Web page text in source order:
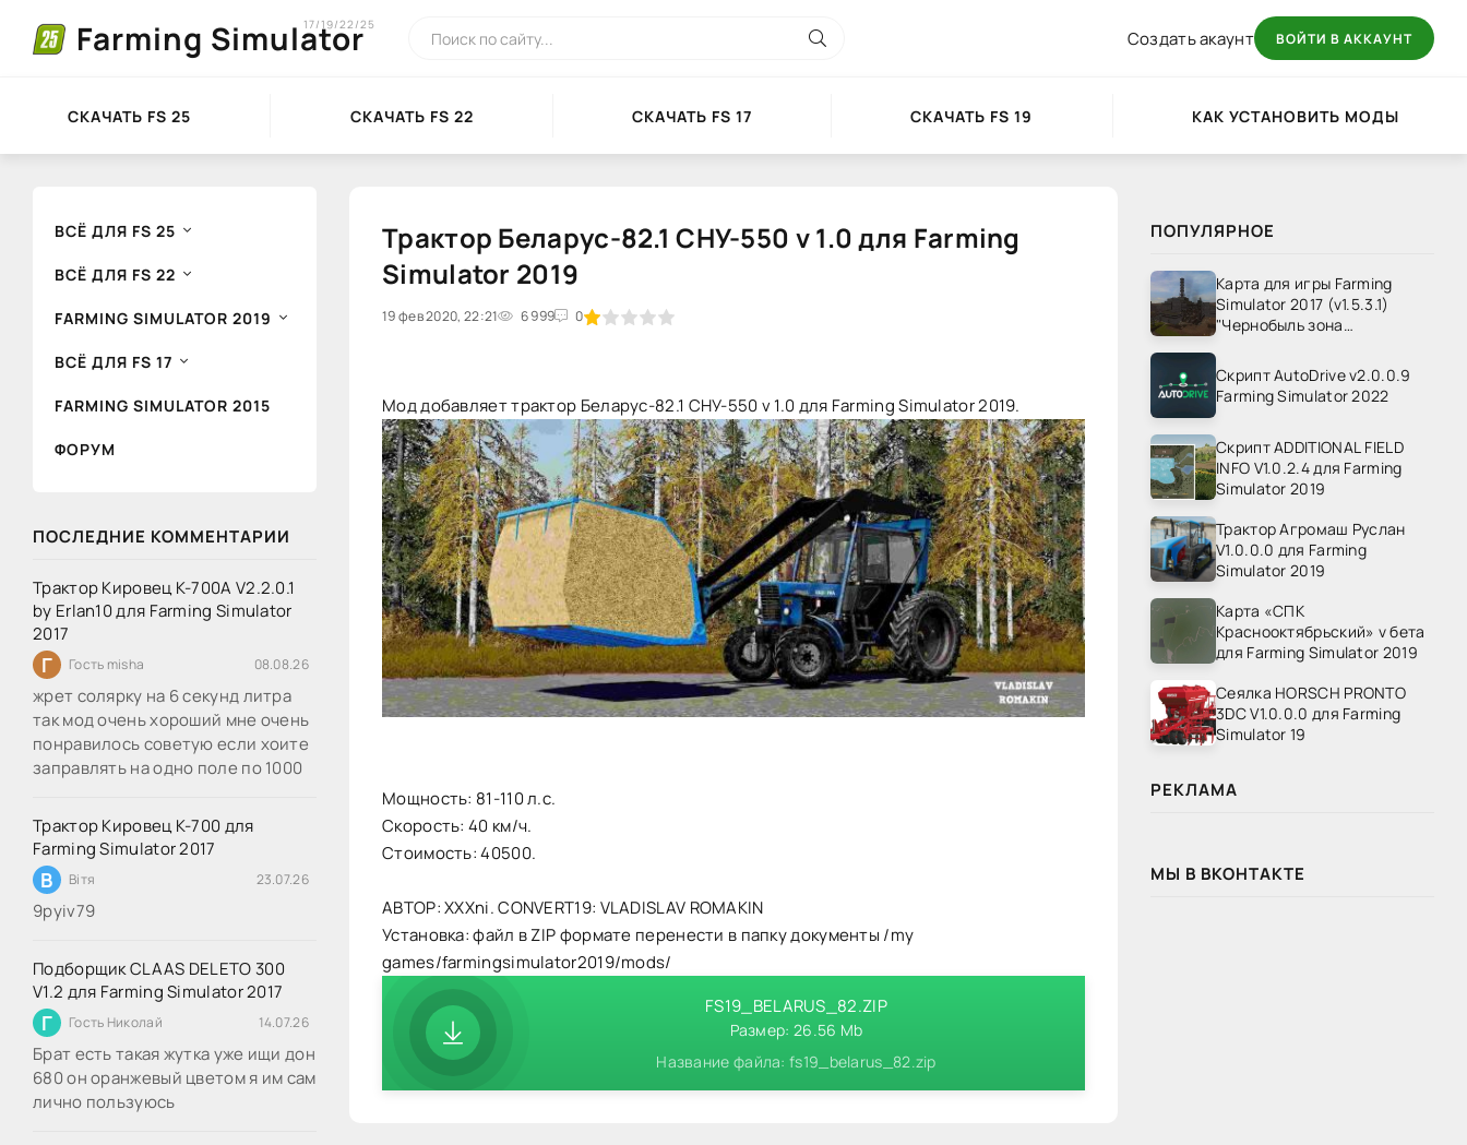
Farming Simulator
17/19/22/25
Создать акаунт ВОЙТИ В АККАУНТ
СКАЧАТЬ FS 25 СКАЧАТЬ FS 22 СКАЧАТЬ FS 17 СКАЧАТЬ FS 19 КАК УСТАНОВИТЬ МОДЫ
ВСЁ ДЛЯ FS 25
ВСЁ ДЛЯ FS 22
FARMING SIMULATOR 2019
ВСЁ ДЛЯ FS 17
FARMING SIMULATOR 2015
ФОРУМ
ПОСЛЕДНИЕ КОММЕНТАРИИ
Трактор Кировец К-700А V2.2.0.1
by Erlan10 для Farming Simulator
2017
Г Гость misha 08.08.26
жрет солярку на 6 секунд литра
так мод очень хороший мне очень
понравилось советую если хоите
заправлять на одно поле по 1000
Трактор Кировец К-700 для
Farming Simulator 2017
В Вітя 23.07.26
9руіv79
Подборщик CLAAS DELETO 300
V1.2 для Farming Simulator 2017
Г Гость Николай 14.07.26
Брат есть такая жутка уже ищи дон
680 он оранжевый цветом я им сам
лично пользуюсь
Трактор Беларус-82.1 СНУ-550 v 1.0 для Farming
Simulator 2019
19 фев 2020, 22:21 6 999 0
1 2 3 4 5
Мод добавляет трактор Беларус-82.1 СНУ-550 v 1.0 для Farming Simulator 2019.
Мощность: 81-110 л.с.
Скорость: 40 км/ч.
Стоимость: 40500.
АВТОР: XXXni. CONVERT19: VLADISLAV ROMAKIN
Установка: файл в ZIP формате перенести в папку документы /my
games/farmingsimulator2019/mods/
FS19_BELARUS_82.ZIP
Размер: 26.56 Mb
Название файла: fs19_belarus_82.zip
ПОПУЛЯРНОЕ
Карта для игры Farming
Simulator 2017 (v1.5.3.1)
"Чернобыль зона
Скрипт AutoDrive v2.0.0.9
Farming Simulator 2022
Скрипт ADDITIONAL FIELD
INFO V1.0.2.4 для Farming
Simulator 2019
Трактор Агромаш Руслан
V1.0.0.0 для Farming
Simulator 2019
Карта «СПК
Краснооктябрьский» v бета
для Farming Simulator 2019
Сеялка HORSCH PRONTO
3DC V1.0.0.0 для Farming
Simulator 19
РЕКЛАМА
МЫ В ВКОНТАКТЕ